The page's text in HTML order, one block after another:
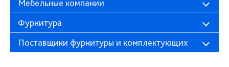
Мебельные компании
Фурнитура
Поставщики фурнитуры и комплектующих